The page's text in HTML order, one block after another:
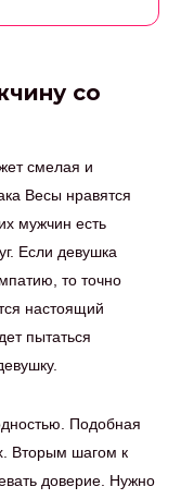
со
смелая и
Весы нравятся
мужчин есть
Если девушка
то точно
настоящий
пытаться
Подобная
Вторым шагом к
доверие. Нужно